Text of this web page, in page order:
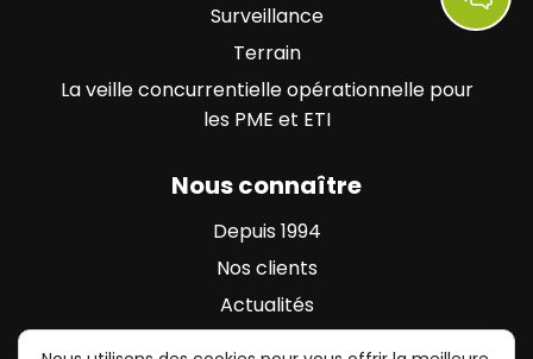
Surveillance
Terrain
La veille concurrentielle opérationnelle pour
les PME et ETI
Nous connaître
Depuis 1994
Nos clients
Actualités